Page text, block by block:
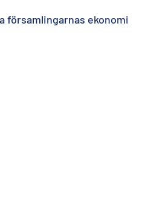
församlingarnas ekonomi